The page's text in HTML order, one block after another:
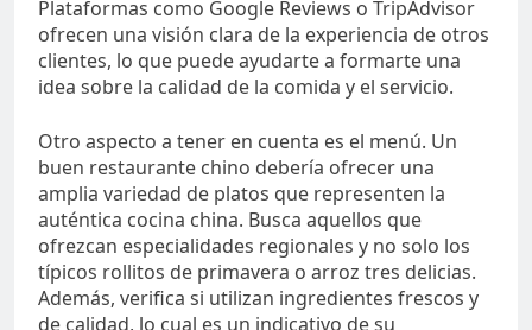
Plataformas como Google Reviews o TripAdvisor
ofrecen una visión clara de la experiencia de otros
clientes, lo que puede ayudarte a formarte una
idea sobre la calidad de la comida y el servicio.
Otro aspecto a tener en cuenta es el menú. Un
buen restaurante chino debería ofrecer una
amplia variedad de platos que representen la
auténtica cocina china. Busca aquellos que
ofrezcan especialidades regionales y no solo los
típicos rollitos de primavera o arroz tres delicias.
Además, verifica si utilizan ingredientes frescos y
de calidad, lo cual es un indicativo de su